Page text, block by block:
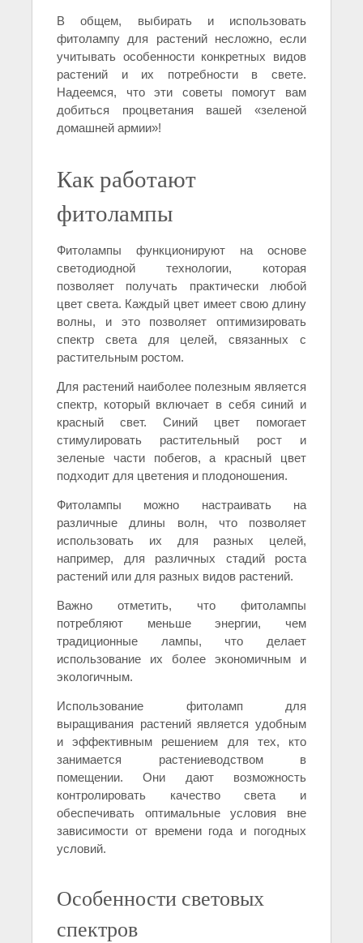
В общем, выбирать и использовать
фитолампу для растений несложно, если
учитывать особенности конкретных видов
растений и их потребности в свете.
Надеемся, что эти советы помогут вам
добиться процветания вашей «зеленой
домашней армии»!
Как работают
фитолампы
Фитолампы функционируют на основе
светодиодной технологии, которая
позволяет получать практически любой
цвет света. Каждый цвет имеет свою длину
волны, и это позволяет оптимизировать
спектр света для целей, связанных с
растительным ростом.
Для растений наиболее полезным является
спектр, который включает в себя синий и
красный свет. Синий цвет помогает
стимулировать растительный рост и
зеленые части побегов, а красный цвет
подходит для цветения и плодоношения.
Фитолампы можно настраивать на
различные длины волн, что позволяет
использовать их для разных целей,
например, для различных стадий роста
растений или для разных видов растений.
Важно отметить, что фитолампы
потребляют меньше энергии, чем
традиционные лампы, что делает
использование их более экономичным и
экологичным.
Использование фитоламп для
выращивания растений является удобным
и эффективным решением для тех, кто
занимается растениеводством в
помещении. Они дают возможность
контролировать качество света и
обеспечивать оптимальные условия вне
зависимости от времени года и погодных
условий.
Особенности световых
спектров